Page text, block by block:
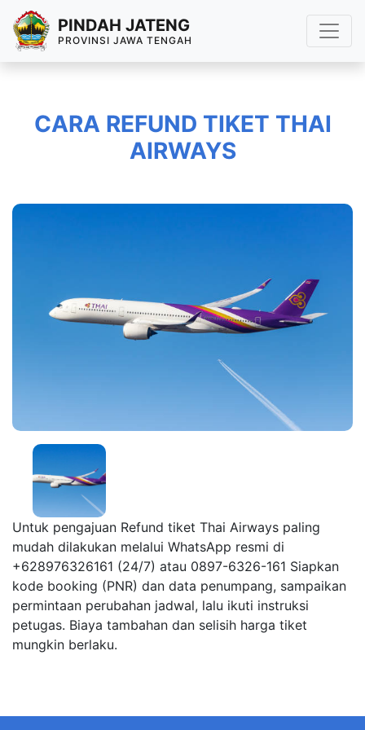
PINDAH JATENG
PROVINSI JAWA TENGAH
CARA REFUND TIKET THAI
AIRWAYS
Untuk pengajuan Refund tiket Thai Airways paling
mudah dilakukan melalui WhatsApp resmi di
+628976326161 (24/7) atau 0897-6326-161 Siapkan
kode booking (PNR) dan data penumpang, sampaikan
permintaan perubahan jadwal, lalu ikuti instruksi
petugas. Biaya tambahan dan selisih harga tiket
mungkin berlaku.